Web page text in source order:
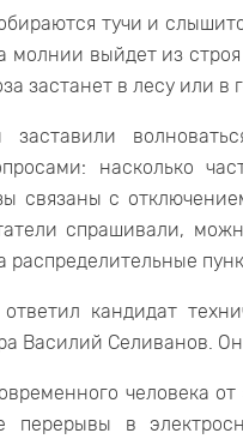
тучи и
молнии выйдет из
застанет в лесу или в
заставили
насколько
связаны с
спрашивали,
распределительные
кандидат
Василий Селиванов.
человека
перерывы в